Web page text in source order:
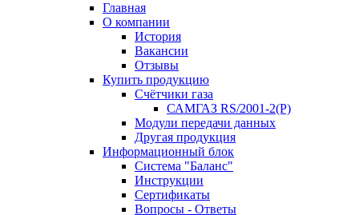
Главная
О компании
История
Вакансии
Отзывы
Купить продукцию
Счётчики газа
САМГАЗ RS/2001-2(Р)
Модули передачи данных
Другая продукция
Информационный блок
Система "Баланс"
Инструкции
Cертификаты
Вопросы - Ответы